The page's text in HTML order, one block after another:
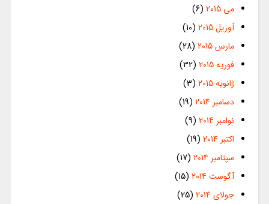
می 2015
(6)
آوریل 2015
(10)
مارس 2015
(28)
فوریه 2015
(32)
ژانویه 2015
(3)
دسامبر 2014
(19)
نوامبر 2014
(9)
اکتبر 2014
(19)
سپتامبر 2014
(17)
آگوست 2014
(15)
جولای 2014
(25)